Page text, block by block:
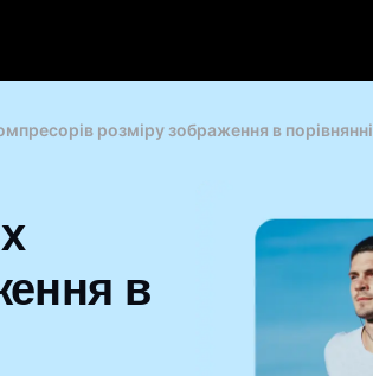
розміру зображення в порівнянні
в